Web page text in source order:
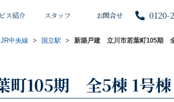
ス紹介 スタッフ お問合せ 0120-
JR中央線 > 国立駅 > 新築戸建 立川市若葉町105期
町105期 全5棟 1号棟